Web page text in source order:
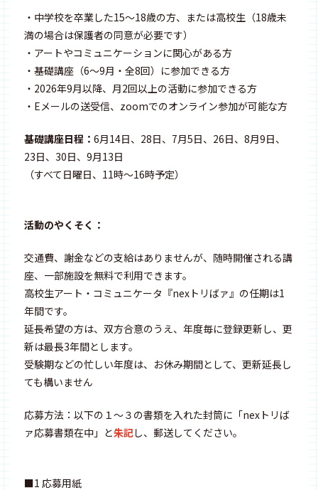
・中学校を卒業した15〜18歳の方、または高校生（18歳未
満の場合は保護者の同意が必要です）
・アートやコミュニケーションに関心がある方
・基礎講座（6〜9月・全8回）に参加できる方
・2026年9月以降、月2回以上の活動に参加できる方
・Eメールの送受信、zoomでのオンライン参加が可能な方
基礎講座日程：6月14日、28日、7月5日、26日、8月9日、
23日、30日、9月13日
（すべて日曜日、11時〜16時予定）
活動のやくそく：
交通費、謝金などの支給はありませんが、随時開催される講
座、一部施設を無料で利用できます。
高校生アート・コミュニケータ『nexトリばァ』の任期は1
年間です。
延長希望の方は、双方合意のうえ、年度毎に登録更新し、更
新は最長3年間とします。
受験期などの忙しい年度は、お休み期間として、更新延長し
ても構いません
応募方法：以下の１〜３の書類を入れた封筒に「nexトリば
ァ応募書類在中」と朱記し、郵送してください。
■1 応募用紙